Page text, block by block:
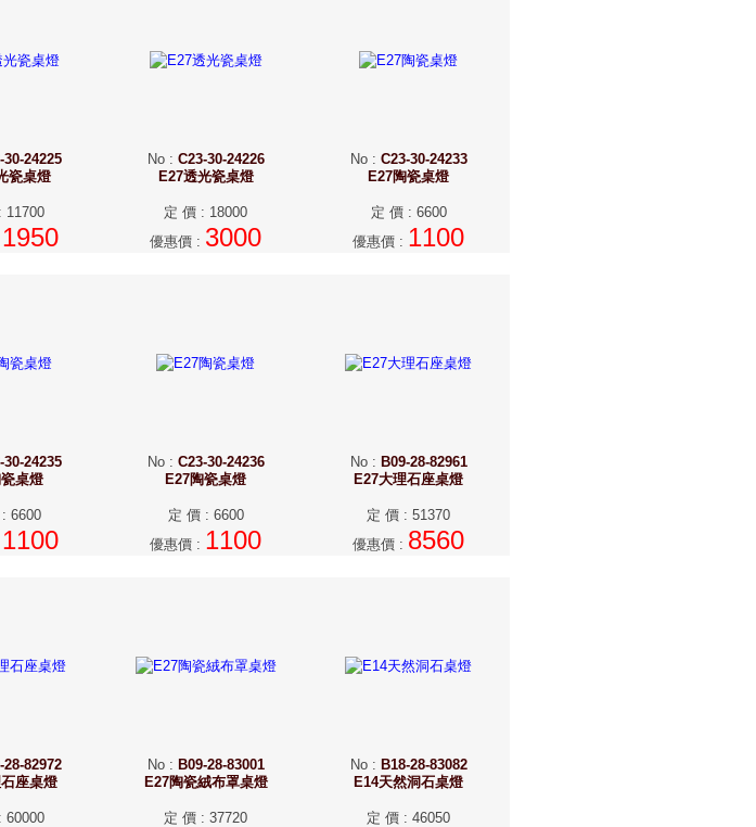
30-24225
瓷桌燈
: 11700
1950
No: C23-30-24226
E27透光瓷桌燈
定 價 : 18000
優惠價 : 3000
No: C23-30-24233
E27陶瓷桌燈
定 價: 6600
優惠價 : 1100
30-24235
桌燈
6600
1100
No: C23-30-24236
E27陶瓷桌燈
定 價: 6600
優惠價 : 1100
No: B09-28-82961
E27大理石座桌燈
定 價 : 51370
優惠價 : 8560
28-82972
座桌燈
: 60000
No: B09-28-83001
E27陶瓷絨布罩桌燈
定 價 : 37720
No: B18-28-83082
E14天然洞石桌燈
定 價 : 46050